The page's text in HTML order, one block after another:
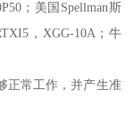
；美国Spellman斯
，XGG-10A；牛
正常工作，并产生准